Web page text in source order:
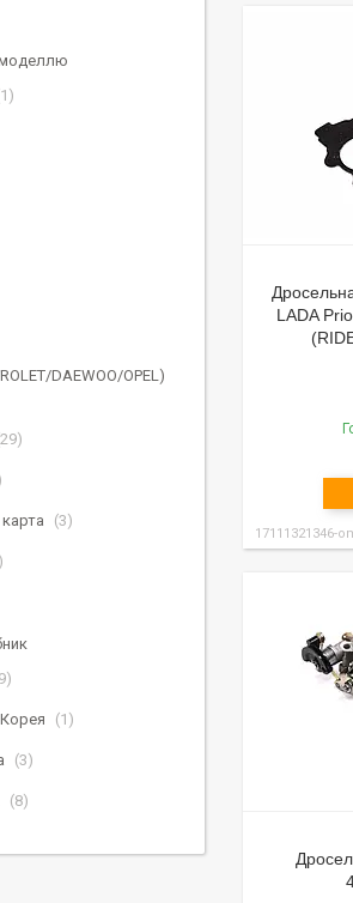
LADA
17111321346-
моделлю
1
DAEWOO/OPEL)
29
3
1
3
8